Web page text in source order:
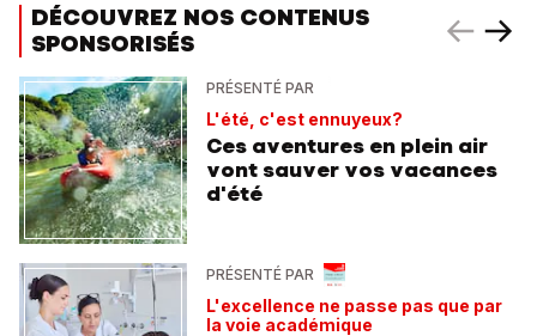
DÉCOUVREZ NOS CONTENUS
SPONSORISÉS
PRÉSENTÉ PAR
L'été, c'est ennuyeux?
Ces aventures en plein air
vont sauver vos vacances
d'été
PRÉSENTÉ PAR
L'excellence ne passe pas que par
la voie académique